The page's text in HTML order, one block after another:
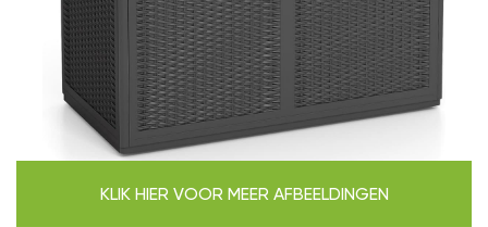
KLIK HIER VOOR MEER AFBEELDINGEN